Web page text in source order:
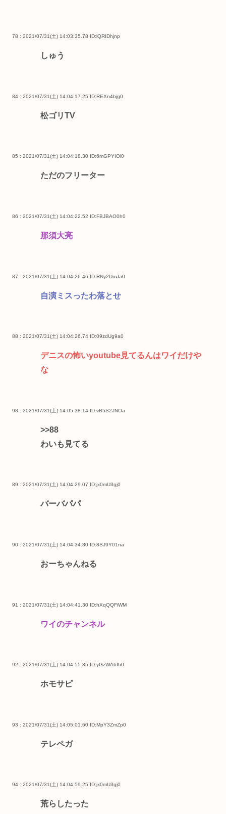
78 : 2021/07/31(土) 14:03:35.78 ID:lQRIDhjnp
しゅう
84 : 2021/07/31(土) 14:04:17.25 ID:REXn4bjg0
松ゴリTV
85 : 2021/07/31(土) 14:04:18.30 ID:6mGPYIOl0
ただのフリーター
86 : 2021/07/31(土) 14:04:22.52 ID:FBJBAO0h0
那須大亮
87 : 2021/07/31(土) 14:04:26.46 ID:RNy2UmJa0
自演ミスったわ落とせ
88 : 2021/07/31(土) 14:04:26.74 ID:09zdUg9a0
デニスの怖いyoutube見てるんはワイだけや
な
98 : 2021/07/31(土) 14:05:38.14 ID:vB5S2JNOa
>>88
わいも見てる
89 : 2021/07/31(土) 14:04:29.07 ID:jx0mU3gj0
バーバパパ
90 : 2021/07/31(土) 14:04:34.80 ID:8SJ9Y01na
おーちゃんねる
91 : 2021/07/31(土) 14:04:41.30 ID:hXqQQFiWM
ワイのチャンネル
92 : 2021/07/31(土) 14:04:55.85 ID:yGzWA6Ih0
ホモサピ
93 : 2021/07/31(土) 14:05:01.60 ID:MpY3ZmZp0
テレペガ
94 : 2021/07/31(土) 14:04:59.25 ID:jx0mU3gj0
荒らしたった